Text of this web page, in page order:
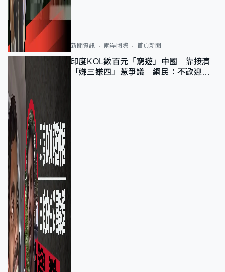
新聞資訊 兩岸國際 首頁新聞
印度KOL數百元「窮遊」中國 靠接濟
「嫌三嫌四」惹爭議 網民：不歡迎劣